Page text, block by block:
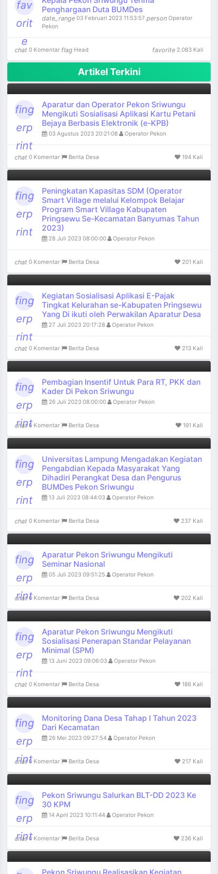
fav
orit
e
Penghargaan Duta BUMDes
date_range 03 Februari 2023 11:53:57person Operator
Pekon
chat 0 Komentar flag Head favorite2.083 Kali
Artikel Terkini
fing
erp
rint
Aparatur dan Operator Pekon Sriwungu
Mengikuti Sosialisasi Aplikasi Kartu Petani
Bejaya Berbasis Elektronik (e-KPB)
03 Agustus 2023 20:21:08 Operator Pekon
chat 0 Komentar Berita Desa 194 Kali
fing
erp
rint
Peningkatan Kapasitas SDM (Operator
Smart Village melalui Kelompok Belajar
Program Smart Village Kabupaten
Pringsewu Se-Kecamatan Banyumas Tahun
2023)
28 Juli 2023 08:00:00 Operator Pekon
chat 0 Komentar Berita Desa 201 Kali
fing
erp
rint
Kegiatan Sosialisasi Aplikasi E-Pajak
Tingkat Kelurahan se-Kabupaten Pringsewu
Yang Di ikuti oleh Perwakilan Aparatur Desa
27 Juli 2023 20:17:28 Operator Pekon
chat 0 Komentar Berita Desa 213 Kali
fing
erp
rint
Pembagian Insentif Untuk Para RT, PKK dan
Kader Di Pekon Sriwungu
26 Juli 2023 08:00:00 Operator Pekon
chat0 Komentar Berita Desa 191 Kali
fing
erp
rint
Universitas Lampung Mengadakan Kegiatan
Pengabdian Kepada Masyarakat Yang
Dihadiri Perangkat Desa dan Pengurus
BUMDes Pekon Sriwungu
13 Juli 2023 08:44:03 Operator Pekon
chat 0 Komentar Berita Desa 237 Kali
fing
erp
rint
Aparatur Pekon Sriwungu Mengikuti
Seminar Nasional
05 Juli 2023 09:51:25 Operator Pekon
chat0 Komentar Berita Desa 202 Kali
fing
erp
rint
Aparatur Pekon Sriwungu Mengikuti
Sosialisasi Penerapan Standar Pelayanan
Minimal (SPM)
13 Juni 2023 09:06:03 Operator Pekon
chat 0 Komentar Berita Desa 186 Kali
fing
erp
rint
Monitoring Dana Desa Tahap I Tahun 2023
Dari Kecamatan
26 Mei 2023 09:27:54 Operator Pekon
chat0 Komentar Berita Desa 217 Kali
fing
erp
rint
Pekon Sriwungu Salurkan BLT-DD 2023 Ke
30 KPM
14 April 2023 10:11:44 Operator Pekon
chat0 Komentar Berita Desa 236 Kali